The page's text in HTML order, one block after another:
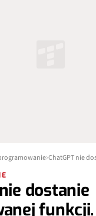
dostanie